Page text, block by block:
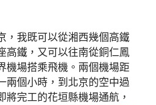
，我既可以從湘西幾個高鐵
高鐵，又可以往南從銅仁鳳
機場搭乘飛機。兩個機場距
兩個小時，到北京的空中過
將完工的花垣縣機場通航，